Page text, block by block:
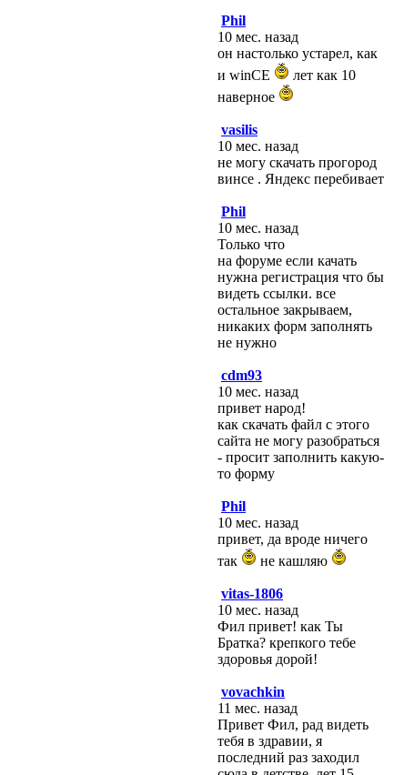
Phil
10 мес. назад
он настолько устарел, как
и winCE
лет как 10
наверное
vasilis
10 мес. назад
не могу скачать прогород
винсе . Яндекс перебивает
Phil
10 мес. назад
Только что
на форуме если качать
нужна регистрация что бы
видеть ссылки. все
остальное закрываем,
никаких форм заполнять
не нужно
cdm93
10 мес. назад
привет народ!
как скачать файл с этого
сайта не могу разобраться
- просит заполнить какую-
то форму
Phil
10 мес. назад
привет, да вроде ничего
так
не кашляю
vitas-1806
10 мес. назад
Фил привет! как Ты
Братка? крепкого тебе
здоровья дорой!
vovachkin
11 мес. назад
Привет Фил, рад видеть
тебя в здравии, я
последний раз заходил